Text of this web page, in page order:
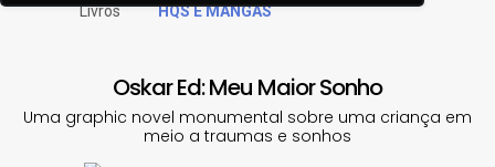
Livros HQS E MANGÁS
Oskar Ed: Meu Maior Sonho
Uma graphic novel monumental sobre uma criança em
meio a traumas e sonhos